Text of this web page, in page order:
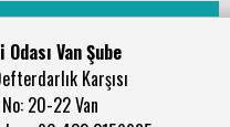
Van Şube
Karşısı
20-22 Van